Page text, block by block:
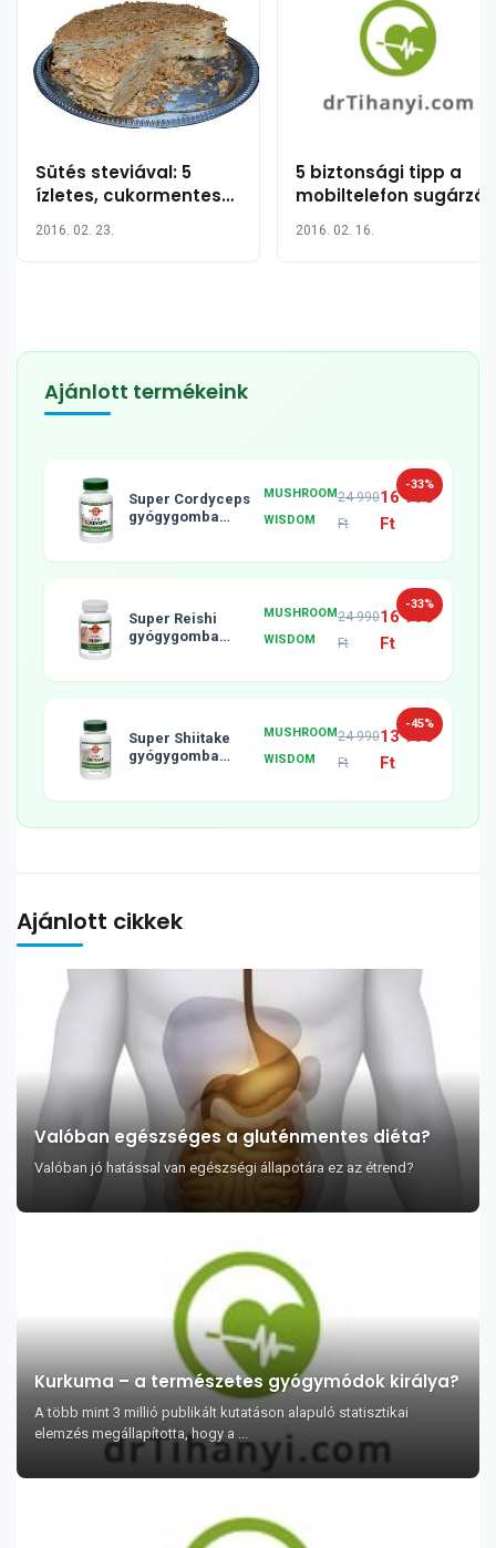
Sütés steviával: 5
ízletes, cukormentes
egyszerű!)
2016. 02. 23.
5 biztonsági tipp a
mobiltelefon sugárzás
2016. 02. 16.
Ajánlott termékeink
-33%
Super Cordyceps
gyógygomba
MUSHROOM
WISDOM
24 990
Ft
16 990
Ft
-33%
Super Reishi
gyógygomba
MUSHROOM
WISDOM
24 990
Ft
16 990
Ft
-45%
Super Shiitake
gyógygomba
MUSHROOM
WISDOM
24 990
Ft
13 990
Ft
Ajánlott cikkek
Valóban egészséges a gluténmentes diéta?
Valóban jó hatással van egészségi állapotára ez az étrend?
Kurkuma – a természetes gyógymódok királya?
A több mint 3 millió publikált kutatáson alapuló statisztikai
elemzés megállapította, hogy a ...